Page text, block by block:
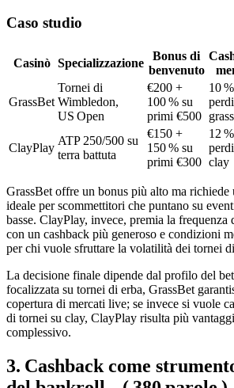
Caso studio
Casinò Specializzazione
Bonus di
benvenuto
GrassBet
Tornei di
Wimbledon,
US Open
€200 +
100 % su
primi €500
10
grass
ClayPlay
ATP 250/500 su
terra battuta
€150 +
150 % su
primi €300
12
clay
GrassBet offre un bonus più alto ma
ideale per scommettitori che puntano su
basse. ClayPlay, invece, premia la frequenza
con un cashback più generoso e condizioni
per chi vuole sfruttare la volatilità dei tornei
La decisione finale dipende dal profilo del
focalizzata su tornei di erba, GrassBet
copertura di mercati live; se invece si vuole
di tornei su clay, ClayPlay risulta più
complessivo.
3. Cashback come